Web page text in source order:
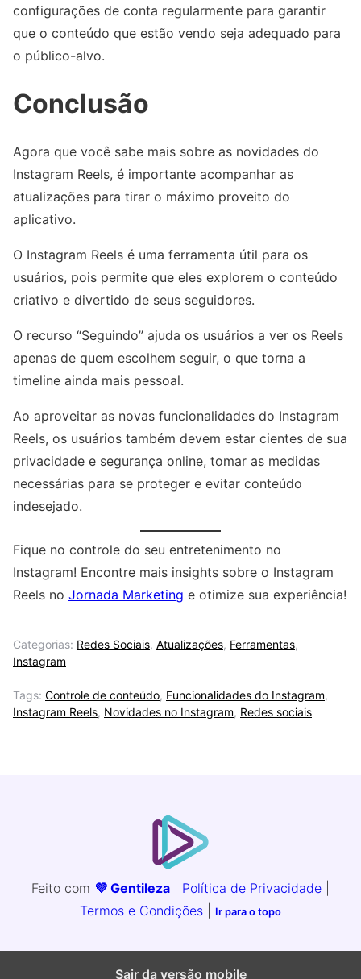
configurações de conta regularmente para garantir
que o conteúdo que estão vendo seja adequado para
o público-alvo.
Conclusão
Agora que você sabe mais sobre as novidades do
Instagram Reels, é importante acompanhar as
atualizações para tirar o máximo proveito do
aplicativo.
O Instagram Reels é uma ferramenta útil para os
usuários, pois permite que eles explorem o conteúdo
criativo e divertido de seus seguidores.
O recurso “Seguindo” ajuda os usuários a ver os Reels
apenas de quem escolhem seguir, o que torna a
timeline ainda mais pessoal.
Ao aproveitar as novas funcionalidades do Instagram
Reels, os usuários também devem estar cientes de sua
privacidade e segurança online, tomar as medidas
necessárias para se proteger e evitar conteúdo
indesejado.
Fique no controle do seu entretenimento no
Instagram! Encontre mais insights sobre o Instagram
Reels no Jornada Marketing e otimize sua experiência!
Categorias: Redes Sociais, Atualizações, Ferramentas,
Instagram
Tags: Controle de conteúdo, Funcionalidades do Instagram,
Instagram Reels, Novidades no Instagram, Redes sociais
Feito com 💜 Gentileza Política de Privacidade
Termos e Condições
Ir para o topo
Sair da versão mobile